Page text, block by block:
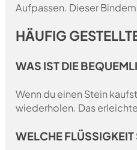
Aufpassen. Dieser
HÄUFIG
WAS IST DIE
Wenn du einen Stein
wiederholen. Das
WELCHE